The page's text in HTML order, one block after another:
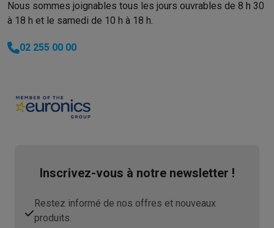
Nous sommes joignables tous les jours ouvrables de 8 h 30
à 18 h et le samedi de 10 h à 18 h.
02 255 00 00
Inscrivez-vous à notre newsletter !
Restez informé de nos offres et nouveaux
produits.